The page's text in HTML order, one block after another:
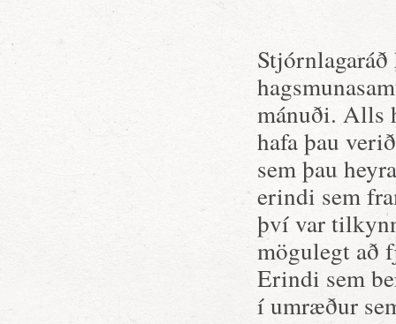
mánuði. Alls
hafa þau
sem þau
erindi sem
því var
mögulegt að
Erindi sem
í umræður